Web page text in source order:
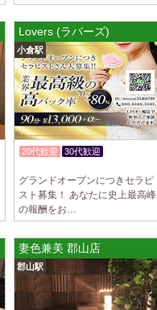
Lovers (ラバーズ)
小倉駅
20代歓迎
30代歓迎
グランドオープンにつきセラピ
スト募集！ あなたに史上最高峰
の報酬をお…
妻色兼美 郡山店
郡山駅